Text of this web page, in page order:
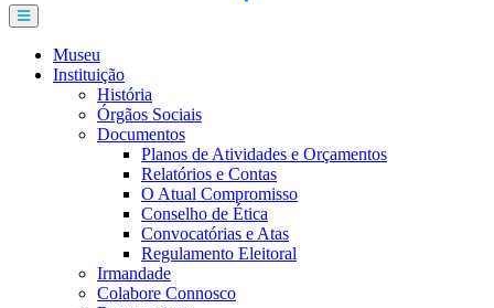
Museu
Instituição
História
Órgãos Sociais
Documentos
Planos de Atividades e Orçamentos
Relatórios e Contas
O Atual Compromisso
Conselho de Ética
Convocatórias e Atas
Regulamento Eleitoral
Irmandade
Colabore Connosco